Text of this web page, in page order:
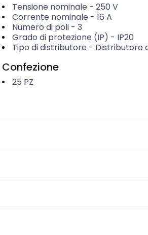
Tensione nominale - 250 V
Corrente nominale - 16 A
Numero di poli- 3
Grado di protezione (IP) - IP20
Tipo di distributore - Distributore
Confezione
25 PZ